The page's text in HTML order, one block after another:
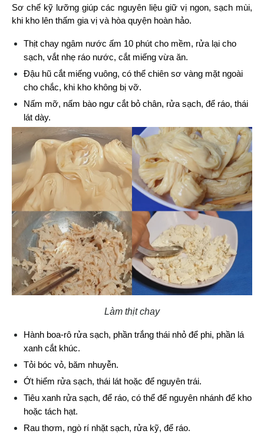
Sơ chế kỹ lưỡng giúp các nguyên liệu giữ vị ngon, sạch mùi,
khi kho lên thấm gia vị và hòa quyện hoàn hảo.
Thịt chay ngâm nước ấm 10 phút cho mềm, rửa lại cho
sạch, vắt nhẹ ráo nước, cắt miếng vừa ăn.
Đậu hũ cắt miếng vuông, có thể chiên sơ vàng mặt ngoài
cho chắc, khi kho không bị vỡ.
Nấm mỡ, nấm bào ngư cắt bỏ chân, rửa sạch, để ráo, thái
lát dày.
Làm thịt chay
Hành boa-rô rửa sạch, phần trắng thái nhỏ để phi, phần lá
xanh cắt khúc.
Tỏi bóc vỏ, băm nhuyễn.
Ớt hiểm rửa sạch, thái lát hoặc để nguyên trái.
Tiêu xanh rửa sạch, để ráo, có thể để nguyên nhánh để kho
hoặc tách hạt.
Rau thơm, ngò rí nhặt sạch, rửa kỹ, để ráo.